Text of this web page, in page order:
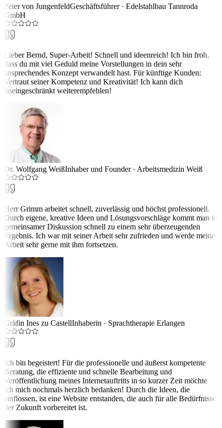
Peter von JungenfeldGeschäftsführer· Edelstahlbau Tannroda
GmbH
Lieber Bernd, Super-Arbeit! Schnell und ideenreich! Ich bin froh,
dass du mit viel Geduld meine Vorstellungen in dein sehr
ansprechendes Konzept verwandelt hast. Für künftige Kunden:
Vertraut seiner Kompetenz und Kreativität! Ich kann dich
uneingeschränkt weiterempfehlen!
Dr. Wolfgang WeißInhaber und Founder· Arbeitsmedizin Weiß
Herr Grimm arbeitet schnell, zuverlässig und höchst professionell.
Durch eigene, kreative Ideen und Lösungsvorschläge kommt man in
gemeinsamer Diskussion schnell zu einem sehr überzeugenden
Ergebnis. Ich war mit seiner Arbeit sehr zufrieden und werde meine
Arbeit sehr gerne mit ihm fortsetzen.
Gräfin Ines zu CastellInhaberin · Sprachtherapie Erlangen
Ich bin begeistert! Für die professionelle und äußerst kompetente
Beratung, die effiziente und schnelle Bearbeitung und
Veröffentlichung meines Internetauftritts in so kurzer Zeit möchte
ich mich nochmals herzlich bedanken! Durch die Ideen, die
einflossen, ist eine Website entstanden, die auch für alle Bedürfnisse
der Zukunft vorbereitet ist.